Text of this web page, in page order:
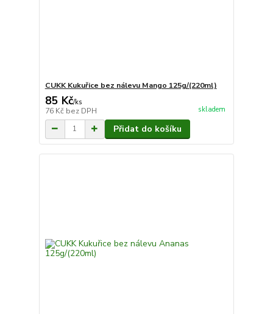
CUKK Kukuřice bez nálevu Mango 125g/(220ml)
85 Kč/ks
76 Kč bez DPH skladem
Přidat do košíku